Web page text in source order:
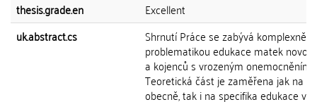
thesis.grade.en
Excellent
uk.abstract.cs
Shrnutí Práce se zabývá komplexně
problematikou edukace matek
a kojenců s vrozeným onemocněním.
Teoretická část je zaměřena jak na
obecně, tak i na specifika edukace v